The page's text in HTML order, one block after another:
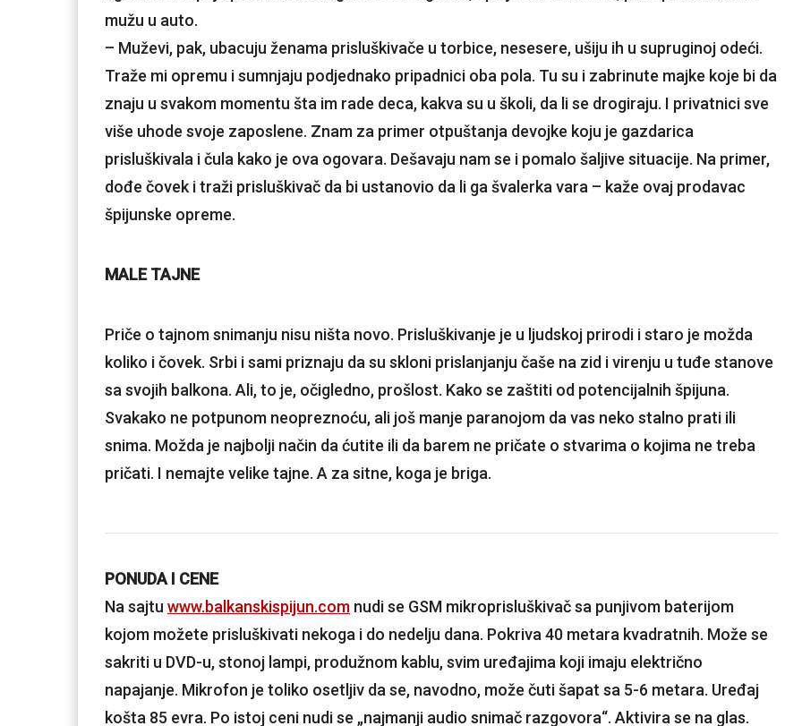
mužu u auto.
– Muževi, pak, ubacuju ženama prisluškivače u torbice, nesesere, ušiju ih u supruginoj odeći.
Traže mi opremu i sumnjaju podjednako pripadnici oba pola. Tu su i zabrinute majke koje bi da
znaju u svakom momentu šta im rade deca, kakva su u školi, da li se drogiraju. I privatnici sve
više uhode svoje zaposlene. Znam za primer otpuštanja devojke koju je gazdarica
prisluškivala i čula kako je ova ogovara. Dešavaju nam se i pomalo šaljive situacije. Na primer,
dođe čovek i traži prisluškivač da bi ustanovio da li ga švalerka vara – kaže ovaj prodavac
špijunske opreme.
MALE TAJNE
Priče o tajnom snimanju nisu ništa novo. Prisluškivanje je u ljudskoj prirodi i staro je možda
koliko i čovek. Srbi i sami priznaju da su skloni prislanjanju čaše na zid i virenju u tuđe stanove
sa svojih balkona. Ali, to je, očigledno, prošlost. Kako se zaštiti od potencijalnih špijuna.
Svakako ne potpunom neopreznoću, ali još manje paranojom da vas neko stalno prati ili
snima. Možda je najbolji način da ćutite ili da barem ne pričate o stvarima o kojima ne treba
pričati. I nemajte velike tajne. A za sitne, koga je briga.
PONUDA I CENE
Na sajtu www.balkanskispijun.com nudi se GSM mikroprisluškivač sa punjivom baterijom
kojom možete prisluškivati nekoga i do nedelju dana. Pokriva 40 metara kvadratnih. Može se
sakriti u DVD-u, stonoj lampi, produžnom kablu, svim uređajima koji imaju električno
napajanje. Mikrofon je toliko osetljiv da se, navodno, može čuti šapat sa 5-6 metara. Uređaj
košta 85 evra. Po istoj ceni nudi se „najmanji audio snimač razgovora“. Aktivira se na glas.